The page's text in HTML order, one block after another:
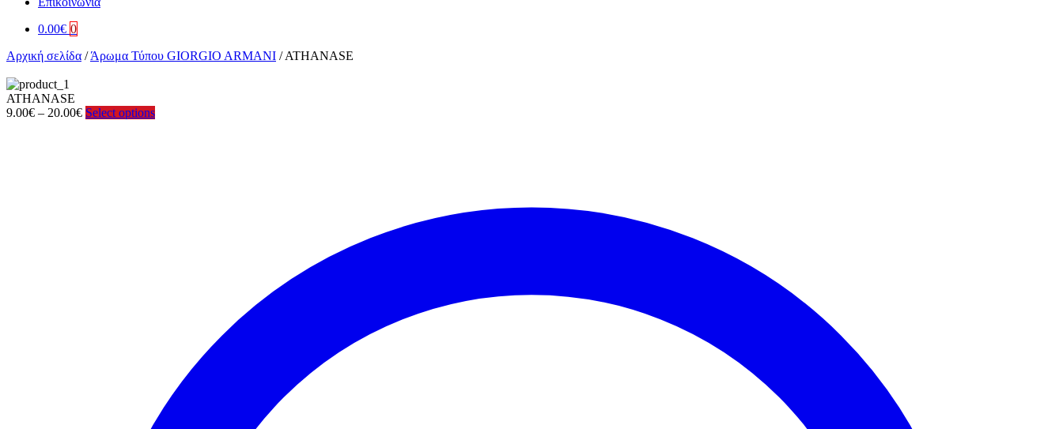
0.00€ 0
Αρχική σελίδα /Άρωμα Τύπου GIORGIO ARMANI /ATHANASE
ATHANASE
9.00€ – 20.00€Price
Select options